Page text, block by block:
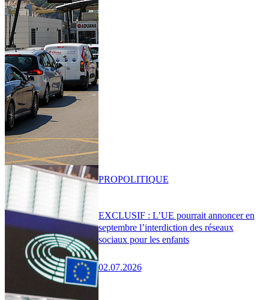
EXCLUSIF : L’UE pourrait annoncer en
septembre l’interdiction des réseaux
sociaux pour les enfants
02.07.2026
PROPOLITIQUE